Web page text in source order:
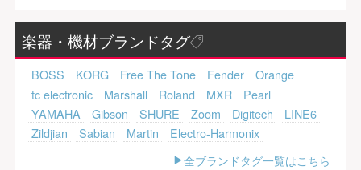
楽器・機材ブランドタグ
BOSS KORG Free The Tone Fender
Orange
tc electronic
Marshall Roland MXR
Pearl
YAMAHA
Gibson SHURE Zoom Digitech
LINE6
Zildjian
Sabian Martin
Electro-Harmonix
全ブランドタグ一覧はこちら